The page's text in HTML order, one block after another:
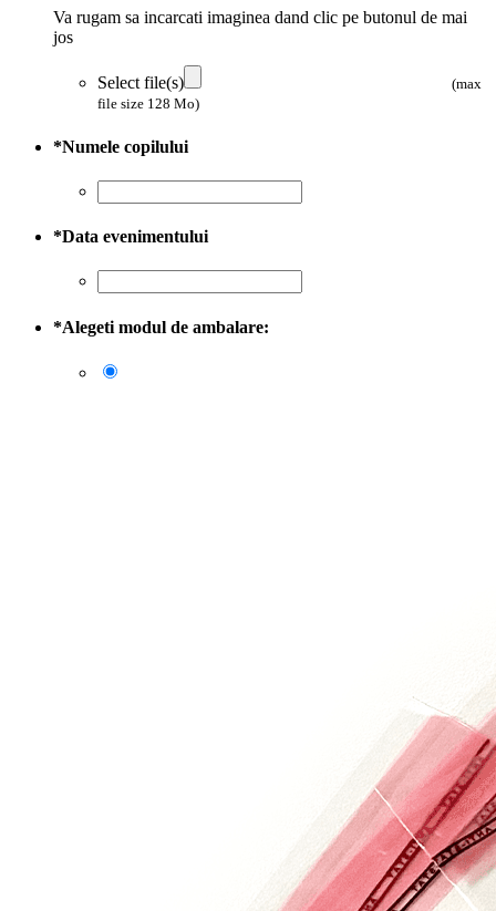
Va rugam sa incarcati imaginea dand clic pe butonul de mai
jos
Select file(s)
(max
file size 128 Mo)
*Numele copilului
*Data evenimentului
*Alegeti modul de ambalare: